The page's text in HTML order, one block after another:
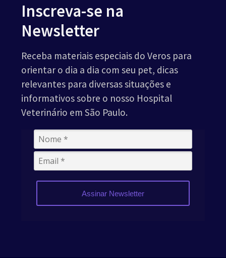
Inscreva-se na
Newsletter
Receba materiais especiais do Veros para
orientar o dia a dia com seu pet, dicas
relevantes para diversas situações e
informativos sobre o nosso Hospital
Veterinário em São Paulo.
Assinar Newsletter